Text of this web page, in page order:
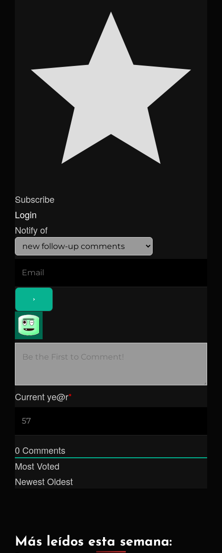
Subscribe
Login
Notify of
Current ye@r*
0 Comments
Most Voted
NewestOldest
Más leídos esta semana: